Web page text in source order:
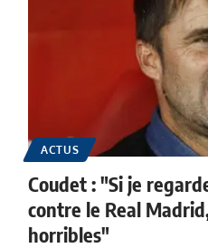
ACTUS
Coudet : "Si je
contre le Real
horribles"